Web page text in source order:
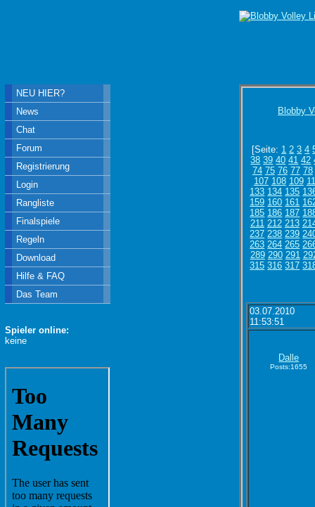
Blobby
[Seite: 1 2 3 4
38 39 40 41 42
74 75 76 77 78
107 108 109
133 134 135
159 160 161
185 186 187
211 212 213
237 238 239
263 264 265
289 290 291
315 316 317
03.07.2010
11:53:51
Dalle
Posts:1655
NEU HIER?
News
Chat
Forum
Registrierung
Login
Rangliste
Finalspiele
Regeln
Download
Hilfe & FAQ
Das Team
Spieler online:
keine